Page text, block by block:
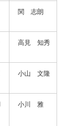
関 志朗
高見 知秀
小山 文隆
小川 雅